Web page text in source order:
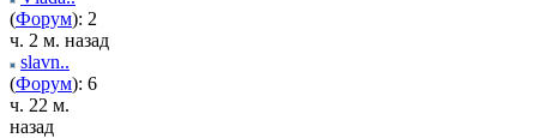
(Форум): 2
ч. 2 м. назад
slavn..
(Форум): 6
ч. 22 м.
назад